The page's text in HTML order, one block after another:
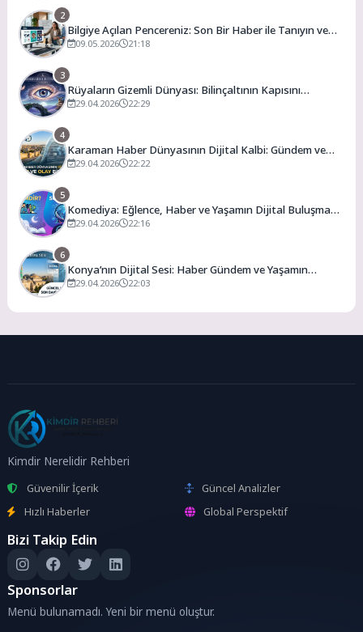
2
Bilgiye Açılan Pencereniz: Son Bir Haber ile Tanıyın ve
Keşfedin
09.05.2026 21:18
3
Rüyaların Gizemli Dünyası: Bilinçaltının Kapısını
Aralamak
29.04.2026 22:29
4
Karaman Haber Dünyasının Dijital Kalbi: Gündem ve
Olay
29.04.2026 22:22
5
Komediya: Eğlence, Haber ve Yaşamın Dijital Buluşma
Noktası
29.04.2026 22:16
6
Konya’nın Dijital Sesi: Haber Gündem ve Yaşamın
Merkezi
29.04.2026 22:03
Kimdir Nerelidir Rehberi
Güvenilir İçerik
Güncel Analizler
Hızlı Haberler
Global Perspektif
Bizi Takip Edin
Sponsorlar
Menü bulunamadı. Yeni bir menü oluştur.